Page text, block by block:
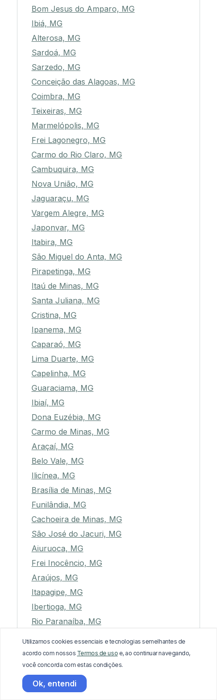
Bom Jesus do Amparo, MG
Ibiá, MG
Alterosa, MG
Sardoá, MG
Sarzedo, MG
Conceição das Alagoas, MG
Coimbra, MG
Teixeiras, MG
Marmelópolis, MG
Frei Lagonegro, MG
Carmo do Rio Claro, MG
Cambuquira, MG
Nova União, MG
Jaguaraçu, MG
Vargem Alegre, MG
Japonvar, MG
Itabira, MG
São Miguel do Anta, MG
Pirapetinga, MG
Itaú de Minas, MG
Santa Juliana, MG
Cristina, MG
Ipanema, MG
Caparaó, MG
Lima Duarte, MG
Capelinha, MG
Guaraciama, MG
Ibiaí, MG
Dona Euzébia, MG
Carmo de Minas, MG
Araçaí, MG
Belo Vale, MG
Ilicínea, MG
Brasília de Minas, MG
Funilândia, MG
Cachoeira de Minas, MG
São José do Jacuri, MG
Aiuruoca, MG
Frei Inocêncio, MG
Araújos, MG
Itapagipe, MG
Ibertioga, MG
Rio Paranaíba, MG
Santo Antônio do Monte, MG
Matias Barbosa, MG
Jacuí, MG
São Pedro dos Ferros, MG
Utilizamos cookies essenciais e tecnologias semelhantes de
acordo com nossos Termos de uso e, ao continuar navegando,
você concorda com estas condições.
Ok, entendi